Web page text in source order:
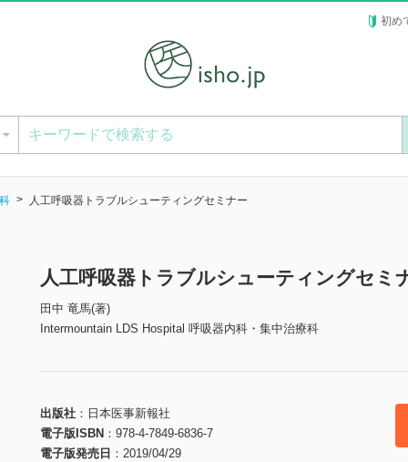
初め
人工呼吸器トラブルシューティングセミナー
人工呼吸器トラブルシューティングセミ
田中 竜馬(著)
Intermountain LDS Hospital 呼吸器内科・集中治療科
出版社
日本医事新報社
電子版ISBN
978-4-7849-6836-7
電子版発売日
2019/04/29